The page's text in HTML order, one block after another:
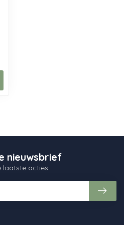
nieuwsbrief
laatste acties